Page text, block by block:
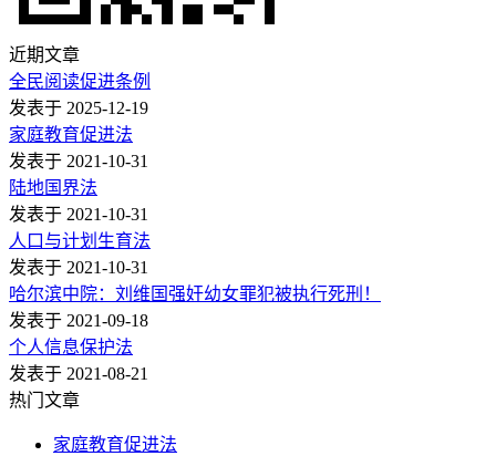
近期文章
全民阅读促进条例
发表于 2025-12-19
家庭教育促进法
发表于 2021-10-31
陆地国界法
发表于 2021-10-31
人口与计划生育法
发表于 2021-10-31
哈尔滨中院：刘维国强奸幼女罪犯被执行死刑！
发表于 2021-09-18
个人信息保护法
发表于 2021-08-21
热门文章
家庭教育促进法